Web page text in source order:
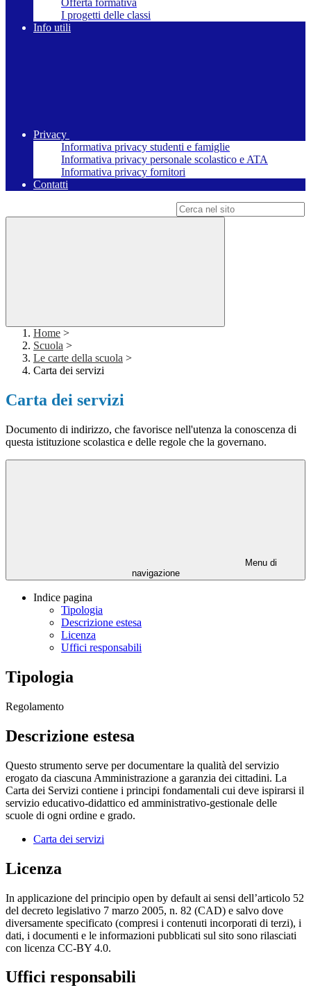
Offerta formativa
I progetti delle classi
Info utili
Privacy
Informativa privacy studenti e famiglie
Informativa privacy personale scolastico e ATA
Informativa privacy fornitori
Contatti
Home >
Scuola >
Le carte della scuola >
Carta dei servizi
Carta dei servizi
Documento di indirizzo, che favorisce nell'utenza la conoscenza di
questa istituzione scolastica e delle regole che la governano.
Menu di
navigazione
Indice pagina
Tipologia
Descrizione estesa
Licenza
Uffici responsabili
Tipologia
Regolamento
Descrizione estesa
Questo strumento serve per documentare la qualità del servizio
erogato da ciascuna Amministrazione a garanzia dei cittadini. La
Carta dei Servizi contiene i principi fondamentali cui deve ispirarsi il
servizio educativo-didattico ed amministrativo-gestionale delle
scuole di ogni ordine e grado.
Carta dei servizi
Licenza
In applicazione del principio open by default ai sensi dell’articolo 52
del decreto legislativo 7 marzo 2005, n. 82 (CAD) e salvo dove
diversamente specificato (compresi i contenuti incorporati di terzi), i
dati, i documenti e le informazioni pubblicati sul sito sono rilasciati
con licenza CC-BY 4.0.
Uffici responsabili